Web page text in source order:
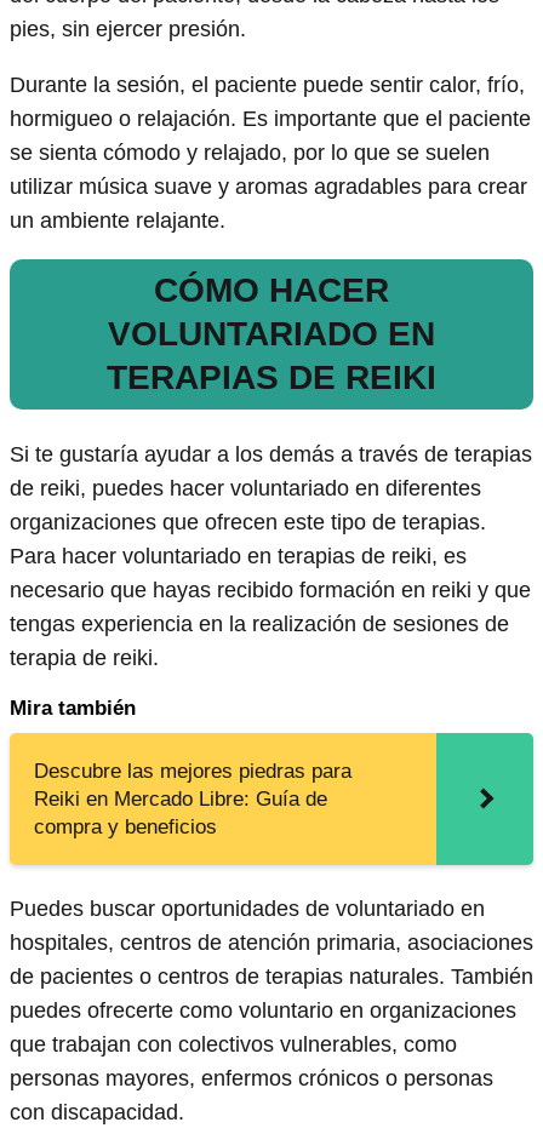
pies, sin ejercer presión.
Durante la sesión, el paciente puede sentir calor, frío,
hormigueo o relajación. Es importante que el paciente
se sienta cómodo y relajado, por lo que se suelen
utilizar música suave y aromas agradables para crear
un ambiente relajante.
CÓMO HACER
VOLUNTARIADO EN
TERAPIAS DE REIKI
Si te gustaría ayudar a los demás a través de terapias
de reiki, puedes hacer voluntariado en diferentes
organizaciones que ofrecen este tipo de terapias.
Para hacer voluntariado en terapias de reiki, es
necesario que hayas recibido formación en reiki y que
tengas experiencia en la realización de sesiones de
terapia de reiki.
Mira también
Descubre las mejores piedras para
Reiki en Mercado Libre: Guía de
compra y beneficios
Puedes buscar oportunidades de voluntariado en
hospitales, centros de atención primaria, asociaciones
de pacientes o centros de terapias naturales. También
puedes ofrecerte como voluntario en organizaciones
que trabajan con colectivos vulnerables, como
personas mayores, enfermos crónicos o personas
con discapacidad.